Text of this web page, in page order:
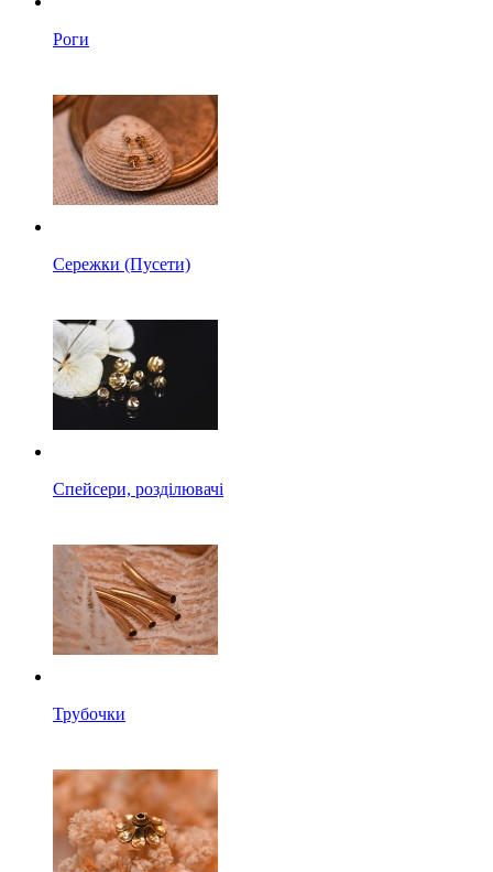
Роги
Сережки (Пусети)
Спейсери, розділювачі
Трубочки